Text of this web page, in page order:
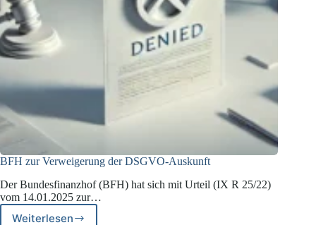
BFH zur Verweigerung der DSGVO-Auskunft
Der Bundesfinanzhof (BFH) hat sich mit Urteil (IX R 25/22)
vom 14.01.2025 zur…
Weiterlesen